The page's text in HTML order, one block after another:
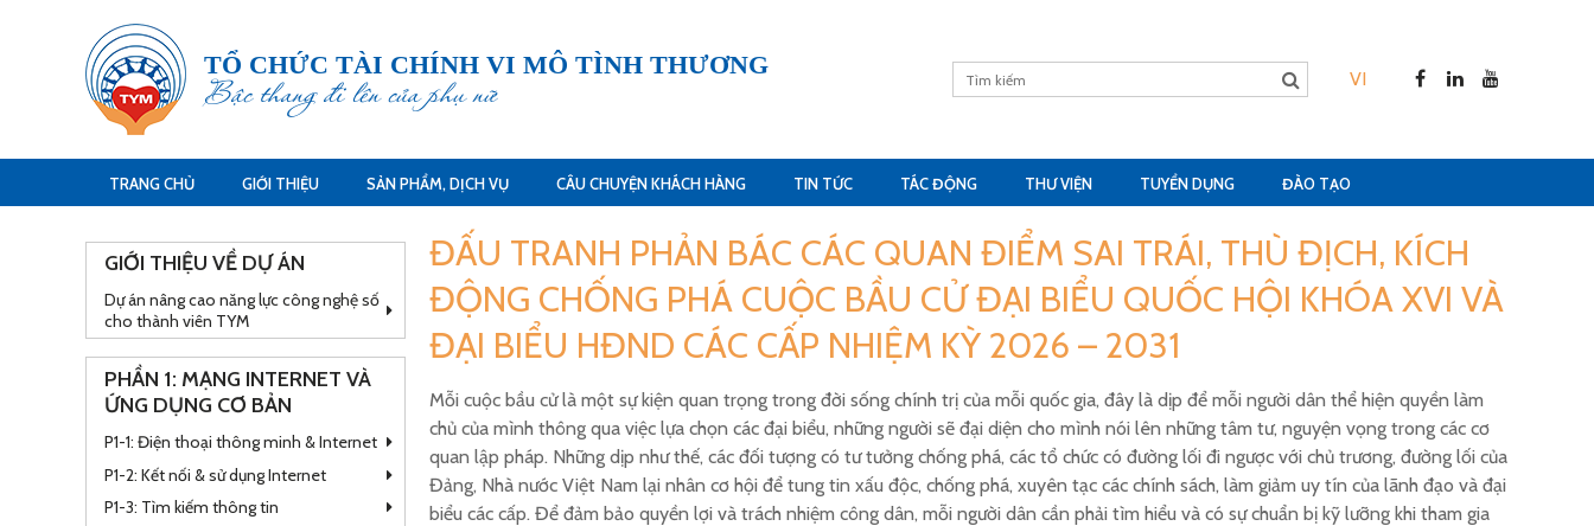
TỔ CHỨC TÀI CHÍNH VI MÔ TÌNH THƯƠNG
Bậc thang đi lên của phụ nữ VI
TRANG CHỦ GIỚI THIỆU SẢN PHẨM, DỊCH VỤ CÂU CHUYỆN KHÁCH HÀNG TIN TỨC TÁC ĐỘNG THƯ VIỆN TUYỂN DỤNG ĐÀO TẠO
GIỚI THIỆU VỀ DỰ ÁN
Dự án nâng cao năng lực công nghệ số
cho thành viên TYM
PHẦN 1: MẠNG INTERNET VÀ
ỨNG DỤNG CƠ BẢN
P1-1: Điện thoại thông minh & Internet
P1-2: Kết nối & sử dụng Internet
P1-3: Tìm kiếm thông tin
ĐẤU TRANH PHẢN BÁC CÁC QUAN ĐIỂM SAI TRÁI, THÙ ĐỊCH, KÍCH
ĐỘNG CHỐNG PHÁ CUỘC BẦU CỬ ĐẠI BIỂU QUỐC HỘI KHÓA XVI VÀ
ĐẠI BIỂU HĐND CÁC CẤP NHIỆM KỲ 2026 – 2031
Mỗi cuộc bầu cử là một sự kiện quan trọng trong đời sống chính trị của mỗi quốc gia, đây là dịp để mỗi người dân thể hiện quyền làm
chủ của mình thông qua việc lựa chọn các đại biểu, những người sẽ đại diện cho mình nói lên những tâm tư, nguyện vọng trong các cơ
quan lập pháp. Những dịp như thế, các đối tượng có tư tưởng chống phá, các tổ chức có đường lối đi ngược với chủ trương, đường lối của
Đảng, Nhà nước Việt Nam lại nhân cơ hội để tung tin xấu độc, chống phá, xuyên tạc các chính sách, làm giảm uy tín của lãnh đạo và đại
biểu các cấp. Để đảm bảo quyền lợi và trách nhiệm công dân, mỗi người dân cần phải tìm hiểu và có sự chuẩn bị kỹ lưỡng khi tham gia